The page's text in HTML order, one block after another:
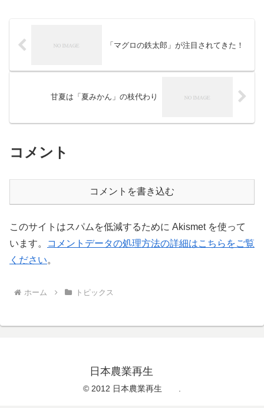
「マグロの鉄太郎」が注目されてきた！
甘夏は「夏みかん」の枝代わり
コメント
コメントを書き込む
このサイトはスパムを低減するために Akismet を使って
います。
コメントデータの処理方法の詳細はこちらをご覧
ください。
ホーム トピックス
日本農業再生
© 2012 日本農業再生 .